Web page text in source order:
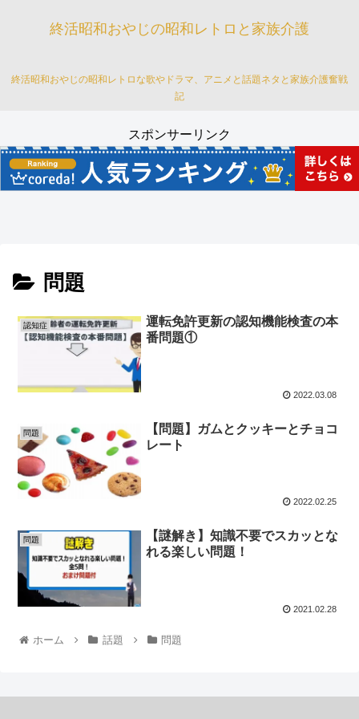
終活昭和おやじの昭和レトロと家族介護
終活昭和おやじの昭和レトロな歌やドラマ、アニメと話題ネタと家族介護奮戦
記
スポンサーリンク
問題
認知症
運転免許更新の認知機能検査の本
番問題①
2022.03.08
問題
【問題】ガムとクッキーとチョコ
レート
2022.02.25
問題
【謎解き】知識不要でスカッとな
れる楽しい問題！
2021.02.28
ホーム 話題 問題